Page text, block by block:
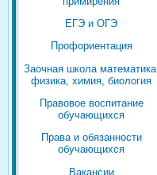
ЕГЭ и ОГЭ
Профориентация
Заочная школа математика,
физика, химия, биология
Правовое воспитание
обучающихся
Права и обязанности
обучающихся
Вакансии